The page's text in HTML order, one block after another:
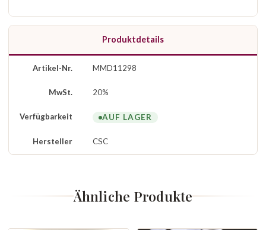
Produktdetails
Artikel-Nr. MMD11298
MwSt. 20%
Verfügbarkeit AUF LAGER
Hersteller CSC
Ähnliche Produkte